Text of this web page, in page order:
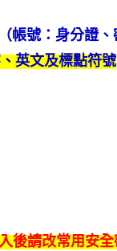
帳號：身分證、
英文及標點符號
後請改常用安全